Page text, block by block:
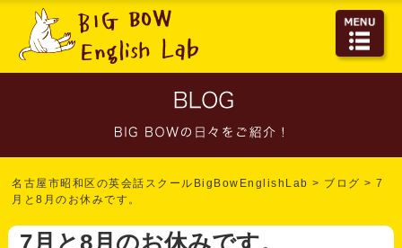
名古屋市昭和区の英会話スクールBigBowEnglishLab > ブログ >7
月と8月のお休みです。
7月と8月のお休みです。